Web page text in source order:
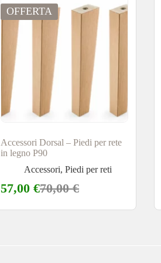
OFFERTA
Accessori Dorsal – Piedi per rete
in legno P90
Accessori,Piedi per reti
70,00€
57,00€